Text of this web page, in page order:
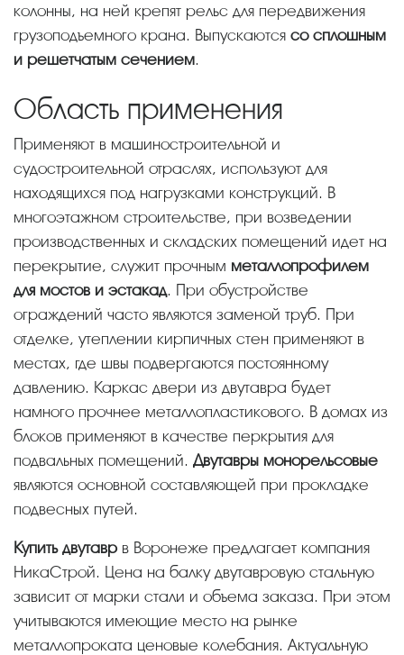
колонны, на ней крепят рельс для передвижения
грузоподъемного крана. Выпускаются со сплошным
и решетчатым сечением.
Область применения
Применяют в машиностроительной и
судостроительной отраслях, используют для
находящихся под нагрузками конструкций. В
многоэтажном строительстве, при возведении
производственных и складских помещений идет на
перекрытие, служит прочным металлопрофилем
для мостов и эстакад. При обустройстве
ограждений часто являются заменой труб. При
отделке, утеплении кирпичных стен применяют в
местах, где швы подвергаются постоянному
давлению. Каркас двери из двутавра будет
намного прочнее металлопластикового. В домах из
блоков применяют в качестве перкрытия для
подвальных помещений. Двутавры монорельсовые
являются основной составляющей при прокладке
подвесных путей.
Купить двутавр в Воронеже предлагает компания
НикаСтрой. Цена на балку двутавровую стальную
зависит от марки стали и объема заказа. При этом
учитываются имеющие место на рынке
металлопроката ценовые колебания. Актуальную